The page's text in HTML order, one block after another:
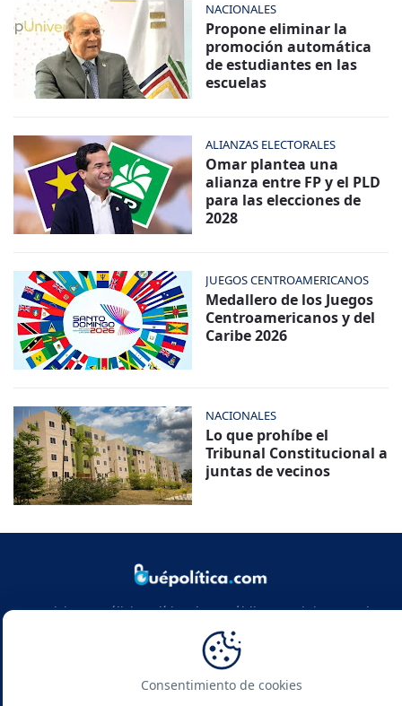
NACIONALES
Propone eliminar la
promoción automática
de estudiantes en las
escuelas
ALIANZAS ELECTORALES
Omar plantea una
alianza entre FP y el PLD
para las elecciones de
2028
JUEGOS CENTROAMERICANOS
Medallero de los Juegos
Centroamericanos y del
Caribe 2026
NACIONALES
Lo que prohíbe el
Tribunal Constitucional a
juntas de vecinos
Noticias y análisis político de República Dominicana y el
mundo. Infórmate con rigor, actualidad y las claves de la
política global.
Consentimiento de cookies